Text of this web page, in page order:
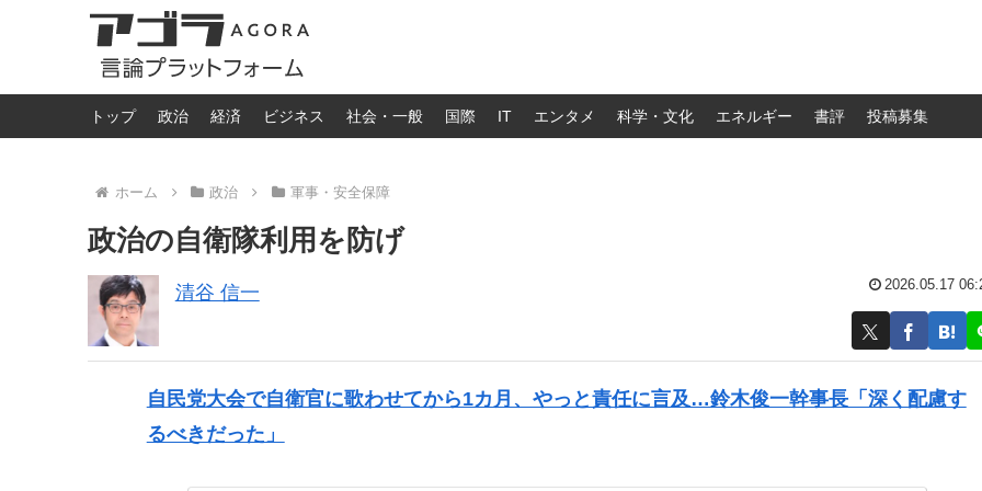
トップ 政治 経済 ビジネス 社会・一般 国際 IT エンタメ 科学・文化 エネルギー 書評 投稿募集
ホーム 政治 軍事・安全保障
政治の自衛隊利用を防げ
清谷 信一 2026.05.17
自民党大会で自衛官に歌わせてから1カ月、やっと責任に言及…鈴木俊一幹事長「深く配慮す
るべきだった」